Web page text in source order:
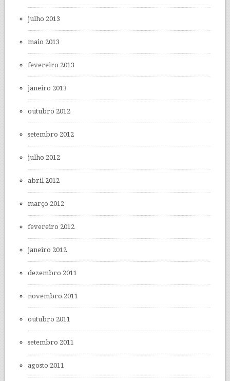
julho 2013
maio 2013
fevereiro 2013
janeiro 2013
outubro 2012
setembro 2012
julho 2012
abril 2012
março 2012
fevereiro 2012
janeiro 2012
dezembro 2011
novembro 2011
outubro 2011
setembro 2011
agosto 2011